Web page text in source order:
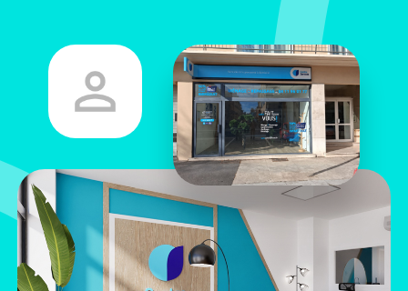
Valérie
Piquemal
10 cours Lazare Escarguel
66000 Perpignan